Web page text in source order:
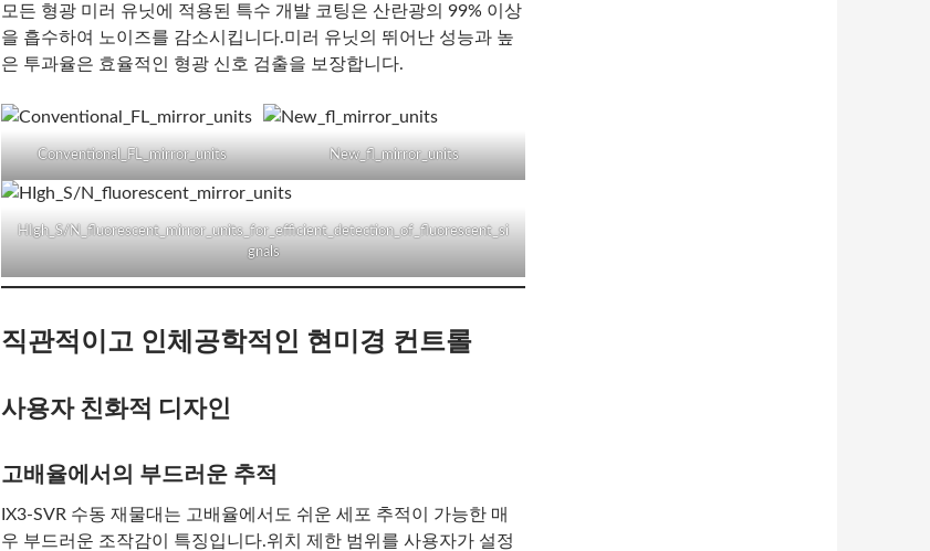
모든 형광 미러 유닛에 적용된 특수 개발 코팅은 산란광의 99% 이상
을 흡수하여 노이즈를 감소시킵니다.미러 유닛의 뛰어난 성능과 높
은 투과율은 효율적인 형광 신호 검출을 보장합니다.
Conventional_FL_mirror_units New_fl_mirror_units
HIgh_S/N_fluorescent_mirror_units_for_efficient_detection_of_fluorescent_si
gnals
직관적이고 인체공학적인 현미경 컨트롤
사용자 친화적 디자인
고배율에서의 부드러운 추적
IX3-SVR 수동 재물대는 고배율에서도 쉬운 세포 추적이 가능한 매
우 부드러운 조작감이 특징입니다.위치 제한 범위를 사용자가 설정